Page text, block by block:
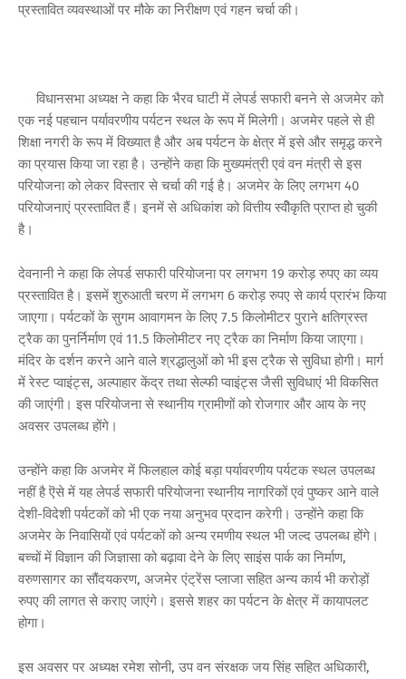
प्रस्तावित व्यवस्थाओं पर मौके का निरीक्षण एवं गहन चर्चा की।
विधानसभा अध्यक्ष ने कहा कि भैरव घाटी में लेपर्ड सफारी बनने से अजमेर को
एक नई पहचान पर्यावरणीय पर्यटन स्थल के रूप में मिलेगी। अजमेर पहले से ही
शिक्षा नगरी के रूप में विख्यात है और अब पर्यटन के क्षेत्र में इसे और समृद्ध करने
का प्रयास किया जा रहा है। उन्होंने कहा कि मुख्यमंत्री एवं वन मंत्री से इस
परियोजना को लेकर विस्तार से चर्चा की गई है। अजमेर के लिए लगभग 40
परियोजनाएं प्रस्तावित हैं। इनमें से अधिकांश को वित्तीय स्वीेकृति प्राप्त हो चुकी
है।
देवनानी ने कहा कि लेपर्ड सफारी परियोजना पर लगभग 19 करोड़ रुपए का व्यय
प्रस्तावित है। इसमें शुरुआती चरण में लगभग 6 करोड़ रुपए से कार्य प्रारंभ किया
जाएगा। पर्यटकों के सुगम आवागमन के लिए 7.5 किलोमीटर पुराने क्षतिग्रस्त
ट्रैक का पुनर्निर्माण एवं 11.5 किलोमीटर नए ट्रैक का निर्माण किया जाएगा।
मंदिर के दर्शन करने आने वाले श्रद्धालुओं को भी इस ट्रैक से सुविधा होगी। मार्ग
में रेस्ट प्वाइंट्स, अल्पाहार केंद्र तथा सेल्फी प्वाइंट्स जैसी सुविधाएं भी विकसित
की जाएंगी। इस परियोजना से स्थानीय ग्रामीणों को रोजगार और आय के नए
अवसर उपलब्ध होंगे।
उन्होंने कहा कि अजमेर में फिलहाल कोई बड़ा पर्यावरणीय पर्यटक स्थल उपलब्ध
नहीं है ऎसे में यह लेपर्ड सफारी परियोजना स्थानीय नागरिकों एवं पुष्कर आने वाले
देशी-विदेशी पर्यटकों को भी एक नया अनुभव प्रदान करेगी। उन्होंने कहा कि
अजमेर के निवासियों एवं पर्यटकों को अन्य रमणीय स्थल भी जल्द उपलब्ध होंगे।
बच्चों में विज्ञान की जिज्ञासा को बढ़ावा देने के लिए साइंस पार्क का निर्माण,
वरुणसागर का सौंदयकरण, अजमेर एंट्रेंस प्लाजा सहित अन्य कार्य भी करोड़ों
रुपए की लागत से कराए जाएंगे। इससे शहर का पर्यटन के क्षेत्र में कायापलट
होगा।
इस अवसर पर अध्यक्ष रमेश सोनी, उप वन संरक्षक जय सिंह सहित अधिकारी,